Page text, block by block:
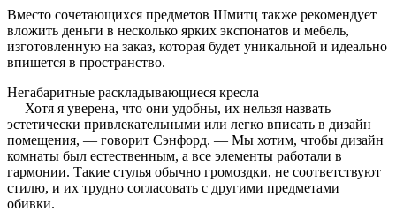
Вместо сочетающихся предметов Шмитц также рекомендует
вложить деньги в несколько ярких экспонатов и мебель,
изготовленную на заказ, которая будет уникальной и идеально
впишется в пространство.
Негабаритные раскладывающиеся кресла
— Хотя я уверена, что они удобны, их нельзя назвать
эстетически привлекательными или легко вписать в дизайн
помещения, — говорит Сэнфорд. — Мы хотим, чтобы дизайн
комнаты был естественным, а все элементы работали в
гармонии. Такие стулья обычно громоздки, не соответствуют
стилю, и их трудно согласовать с другими предметами
обивки.